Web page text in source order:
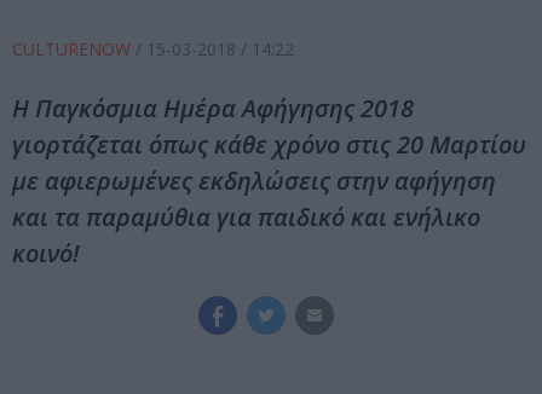
CULTURENOW / 15-03-2018 / 14:22
H Παγκόσμια Ημέρα Αφήγησης 2018
γιορτάζεται όπως κάθε χρόνο στις 20 Μαρτίου
με αφιερωμένες εκδηλώσεις στην αφήγηση
και τα παραμύθια για παιδικό και ενήλικο
κοινό!